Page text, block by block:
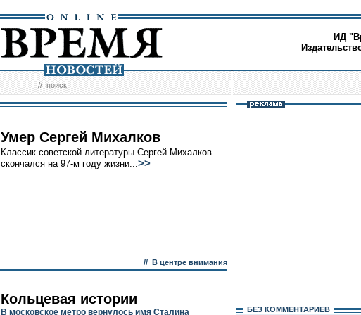
ИД
//поиск
Умер Сергей Михалков
Классик советской литературы Сергей Михалков
скончался на 97-м году жизни...>>
// В центре внимания
Кольцевая истории
В московское метро вернулось имя Сталина
БЕЗ КОМMЕНТАРИЕВ